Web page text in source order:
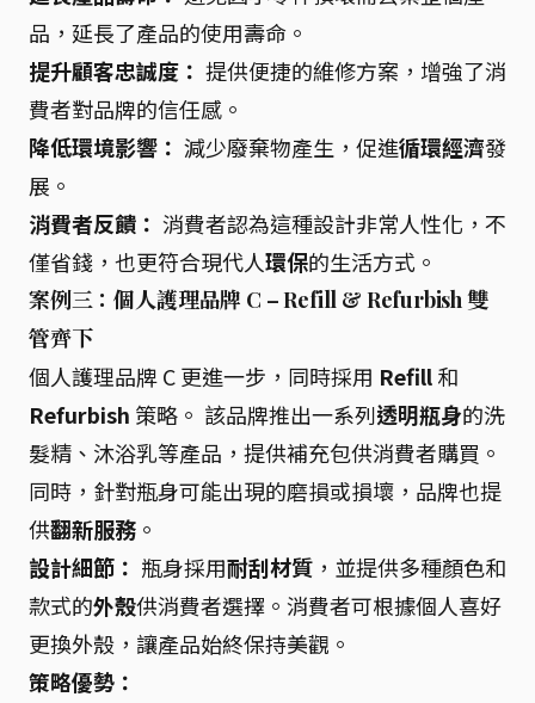
品，延長了產品的使用壽命。
提升顧客忠誠度： 提供便捷的維修方案，增強了消
費者對品牌的信任感。
降低環境影響： 減少廢棄物產生，促進循環經濟發
展。
消費者反饋： 消費者認為這種設計非常人性化，不
僅省錢，也更符合現代人環保的生活方式。
案例三：個人護理品牌 C – Refill & Refurbish 雙
管齊下
個人護理品牌 C 更進一步，同時採用 Refill和
Refurbish 策略。 該品牌推出一系列透明瓶身的洗
髮精、沐浴乳等產品，提供補充包供消費者購買。
同時，針對瓶身可能出現的磨損或損壞，品牌也提
供翻新服務 。
設計細節： 瓶身採用耐刮材質 ，並提供多種顏色和
款式的外殼供消費者選擇。消費者可根據個人喜好
更換外殼，讓產品始終保持美觀。
策略優勢：